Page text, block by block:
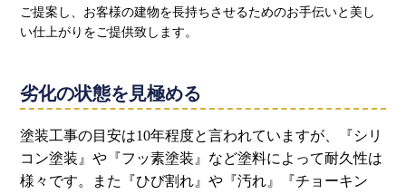
ご提案し、お客様の建物を長持ちさせるためのお手伝いと美し
い仕上がりをご提供致します。
劣化の状態を見極める
塗装工事の目安は10年程度と言われていますが、『シリ
コン塗装』や『フッ素塗装』など塗料によって耐久性は
様々です。また『ひび割れ』や『汚れ』『チョーキン